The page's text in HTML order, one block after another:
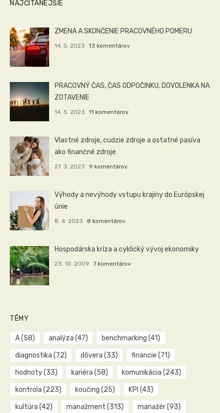
NAJČÍTANEJŠIE
ZMENA A SKONČENIE PRACOVNÉHO POMERU
14. 5. 2023 13 komentárov
PRACOVNÝ ČAS, ČAS ODPOČINKU, DOVOLENKA NA
ZOTAVENIE
14. 5. 2023 11 komentárov
Vlastné zdroje, cudzie zdroje a ostatné pasíva
ako finančné zdroje
27. 3. 2023 9 komentárov
Výhody a nevýhody vstupu krajiny do Európskej
únie
8. 4. 2023 8 komentárov
Hospodárska kríza a cyklický vývoj ekonomiky
23. 10. 2009 7 komentárov
TÉMY
A(58) analýza (47) benchmarking (41)
diagnostika (72) dôvera (33) financie (71)
hodnoty(33) kariéra (58) komunikácia (243)
kontrola (223) koučing (25) KPI (43)
kultúra (42) manažment (313) manažér(93)